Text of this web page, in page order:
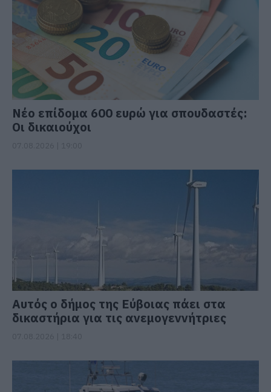
Νέο επίδομα 600 ευρώ για σπουδαστές:
Οι δικαιούχοι
Αυτός ο δήμος της Εύβοιας πάει στα
δικαστήρια για τις ανεμογεννήτριες